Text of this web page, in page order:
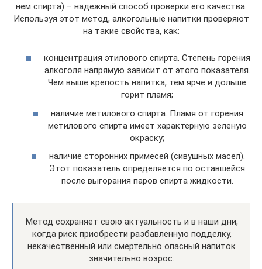
нем спирта) – надежный способ проверки его качества.
Используя этот метод, алкогольные напитки проверяют
на такие свойства, как:
концентрация этилового спирта. Степень горения
алкоголя напрямую зависит от этого показателя.
Чем выше крепость напитка, тем ярче и дольше
горит пламя;
наличие метилового спирта. Пламя от горения
метилового спирта имеет характерную зеленую
окраску;
наличие сторонних примесей (сивушных масел).
Этот показатель определяется по оставшейся
после выгорания паров спирта жидкости.
Метод сохраняет свою актуальность и в наши дни,
когда риск приобрести разбавленную подделку,
некачественный или смертельно опасный напиток
значительно возрос.